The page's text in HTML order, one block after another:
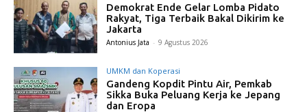
Demokrat Ende Gelar Lomba Pidato
Rakyat, Tiga Terbaik Bakal Dikirim ke
Jakarta
Antonius Jata - 9 Agustus 2026
UMKM dan Koperasi
Gandeng Kopdit Pintu Air, Pemkab
Sikka Buka Peluang Kerja ke Jepang
dan Eropa